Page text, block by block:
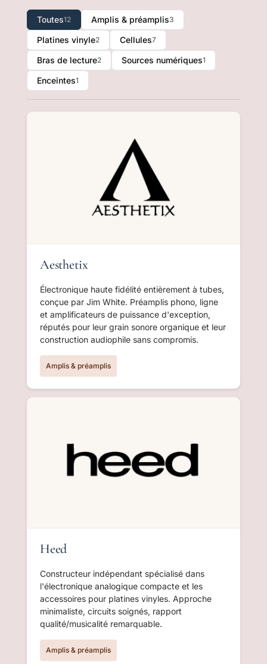
Toutes12 Amplis & préamplis3
Platines vinyle2 Cellules7
Bras de lecture2 Sources numériques1
Enceintes1
Aesthetix
Électronique haute fidélité entièrement à tubes,
conçue par Jim White. Préamplis phono, ligne
et amplificateurs de puissance d'exception,
réputés pour leur grain sonore organique et leur
construction audiophile sans compromis.
Amplis & préamplis
Heed
Constructeur indépendant spécialisé dans
l'électronique analogique compacte et les
accessoires pour platines vinyles. Approche
minimaliste, circuits soignés, rapport
qualité/musicalité remarquable.
Amplis & préamplis